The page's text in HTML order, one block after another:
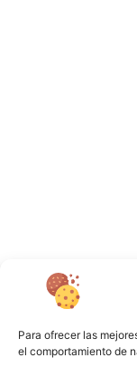
Para ofrecer las
el comportamiento de